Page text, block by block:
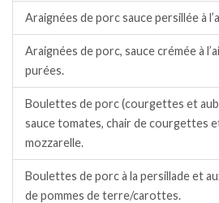
Araignées de porc sauce persillée à
Araignées de porc, sauce crémée à
purées.
Boulettes de porc (courgettes et
sauce tomates, chair de courgettes
mozzarelle.
Boulettes de porc à la persillade et
de pommes de terre/carottes.